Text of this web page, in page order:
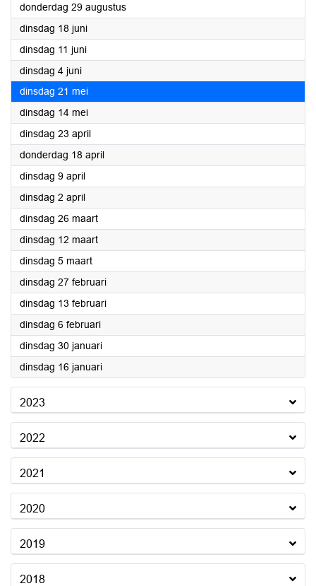
donderdag 29 augustus2024
dinsdag 18 juni2024
dinsdag 11 juni2024
dinsdag 4 juni2024
dinsdag 21 mei2024
dinsdag 14 mei2024
dinsdag 23 april2024
donderdag 18 april2024
dinsdag 9 april2024
dinsdag 2 april2024
dinsdag 26 maart2024
dinsdag 12 maart2024
dinsdag 5 maart2024
dinsdag 27 februari2024
dinsdag 13 februari2024
dinsdag 6 februari2024
dinsdag 30 januari2024
dinsdag 16 januari2024
2023
2022
2021
2020
2019
2018